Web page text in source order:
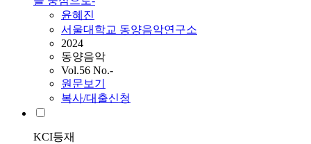
윤혜진
서울대학교 동양음악연구소
2024
동양음악
Vol.56 No.-
원문보기
복사/대출신청
KCI등재